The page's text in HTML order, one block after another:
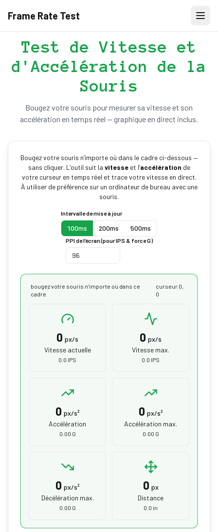
Frame Rate Test
Test de Vitesse et
d'Accélération de la
Souris
Bougez votre souris pour mesurer sa vitesse et son
accélération en temps réel — graphique en direct inclus.
Bougez votre souris n’importe où dans le cadre ci-dessous —
sans cliquer. L’outil suit la vitesseet l’accélération de
votre curseur en temps réel et trace votre vitesse en direct.
À utiliser de préférence sur un ordinateur de bureau avec une
souris.
Intervalle de mise à jour
100ms 200ms 500ms
PPI de l’écran (pour IPS & force G)
bougez votre souris n’importe où dans ce
cadre
curseur 0,
0
0 px/s
Vitesse actuelle
0.0 IPS
0 px/s
Vitesse max.
0.0 IPS
0 px/s²
Accélération
0.00 G
0 px/s²
Accélération max.
0.00 G
0 px/s²
Décélération max.
0.00 G
0 px
Distance
0.0 in